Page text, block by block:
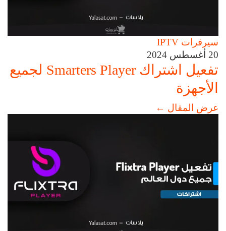
سيرفرات IPTV
20 أغسطس 2024
تفعيل اشتراك Smarters Player لجميع
الأجهزة
عرض المقال ←